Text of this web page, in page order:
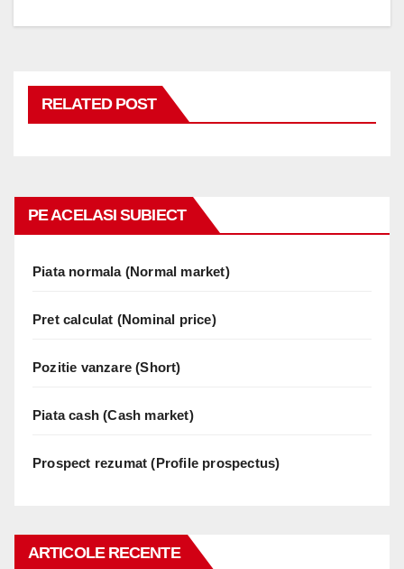
RELATED POST
PE ACELASI SUBIECT
Piata normala (Normal market)
Pret calculat (Nominal price)
Pozitie vanzare (Short)
Piata cash (Cash market)
Prospect rezumat (Profile prospectus)
ARTICOLE RECENTE